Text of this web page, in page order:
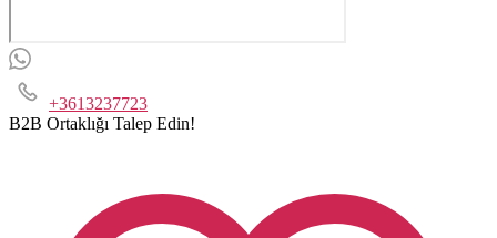
+3613237723
B2B Ortaklığı Talep Edin!